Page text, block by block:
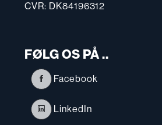
CVR: DK84196312
FØLG OS PÅ ..
Facebook
LinkedIn